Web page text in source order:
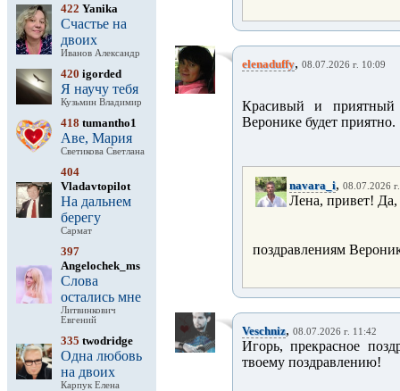
422 Yanika
Счастье на
двоих
Иванов Александр
420 igorded
Я научу тебя
Кузьмин Владимир
418 tumantho1
Аве, Мария
Светикова Светлана
404
Vladavtopilot
На дальнем
берегу
Сармат
397
Angelochek_ms
Слова
остались мне
Литвинкович
Евгений
335 twodridge
Одна любовь
на двоих
Карпук Елена
elenaduffy, 08.07.2026 г. 10:09
Красивый и приятный
Веронике будет приятно.
navara_i, 08.07.2026
Лена, привет! Да,
поздравлениям
Veschniz, 08.07.2026 г. 11:42
Игорь, прекрасное
твоему поздравлению!